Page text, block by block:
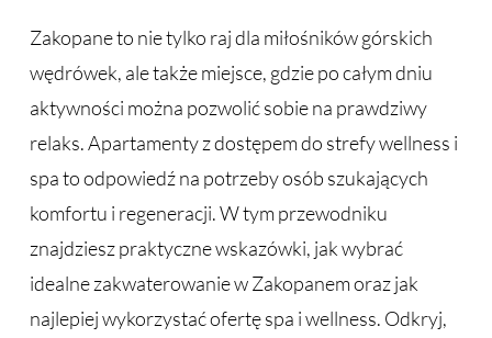
Zakopane to nie tylko raj dla miłośników górskich
wędrówek, ale także miejsce, gdzie po całym dniu
aktywności można pozwolić sobie na prawdziwy
relaks. Apartamenty z dostępem do strefy wellness i
spa to odpowiedź na potrzeby osób szukających
komfortu i regeneracji. W tym przewodniku
znajdziesz praktyczne wskazówki, jak wybrać
idealne zakwaterowanie w Zakopanem oraz jak
najlepiej wykorzystać ofertę spa i wellness. Odkryj,